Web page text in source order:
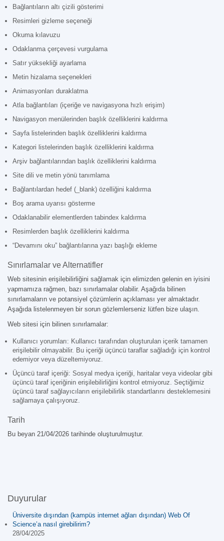
Bağlantıların altı çizili gösterimi
Resimleri gizleme seçeneği
Okuma kılavuzu
Odaklanma çerçevesi vurgulama
Satır yüksekliği ayarlama
Metin hizalama seçenekleri
Animasyonları duraklatma
Atla bağlantıları (içeriğe ve navigasyona hızlı erişim)
Navigasyon menülerinden başlık özelliklerini kaldırma
Sayfa listelerinden başlık özelliklerini kaldırma
Kategori listelerinden başlık özelliklerini kaldırma
Arşiv bağlantılarından başlık özelliklerini kaldırma
Site dili ve metin yönü tanımlama
Bağlantılardan hedef (_blank) özelliğini kaldırma
Boş arama uyarısı gösterme
Odaklanabilir elementlerden tabindex kaldırma
Resimlerden başlık özelliklerini kaldırma
“Devamını oku” bağlantılarına yazı başlığı ekleme
Sınırlamalar ve Alternatifler
Web sitesinin erişilebilirliğini sağlamak için elimizden gelenin en iyisini
yapmamıza rağmen, bazı sınırlamalar olabilir. Aşağıda bilinen
sınırlamaların ve potansiyel çözümlerin açıklaması yer almaktadır.
Aşağıda listelenmeyen bir sorun gözlemlerseniz lütfen bize ulaşın.
Web sitesi için bilinen sınırlamalar:
Kullanıcı yorumları: Kullanıcı tarafından oluşturulan içerik tamamen
erişilebilir olmayabilir. Bu içeriği üçüncü taraflar sağladığı için kontrol
edemiyor veya düzeltemiyoruz.
Üçüncü taraf içeriği: Sosyal medya içeriği, haritalar veya videolar gibi
üçüncü taraf içeriğinin erişilebilirliğini kontrol etmiyoruz. Seçtiğimiz
üçüncü taraf sağlayıcıların erişilebilirlik standartlarını desteklemesini
sağlamaya çalışıyoruz.
Tarih
Bu beyan 21/04/2026 tarihinde oluşturulmuştur.
Duyurular
Üniversite dışından (kampüs internet ağları dışından) Web Of
Science’a nasıl girebilirim?
28/04/2025